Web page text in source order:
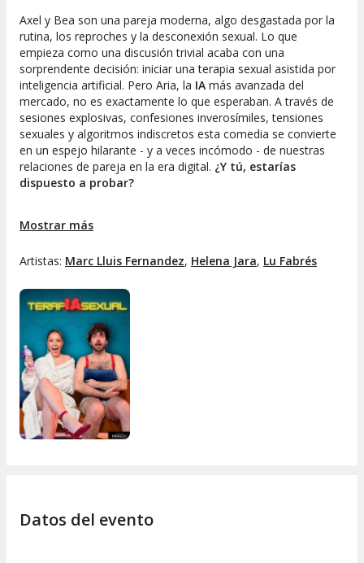
Axel y Bea son una pareja moderna, algo desgastada por la
rutina, los reproches y la desconexión sexual. Lo que
empieza como una discusión trivial acaba con una
sorprendente decisión: iniciar una terapia sexual asistida por
inteligencia artificial. Pero Aria, la IA más avanzada del
mercado, no es exactamente lo que esperaban. A través de
sesiones explosivas, confesiones inverosímiles, tensiones
sexuales y algoritmos indiscretos esta comedia se convierte
en un espejo hilarante - y a veces incómodo - de nuestras
relaciones de pareja en la era digital. ¿Y tú, estarías
dispuesto a probar?
pinceladas musicales que es perfecta para un buen rato de
Mostrar más
Artistas: Marc Lluis Fernandez, Helena Jara, Lu Fabrés
Datos del evento